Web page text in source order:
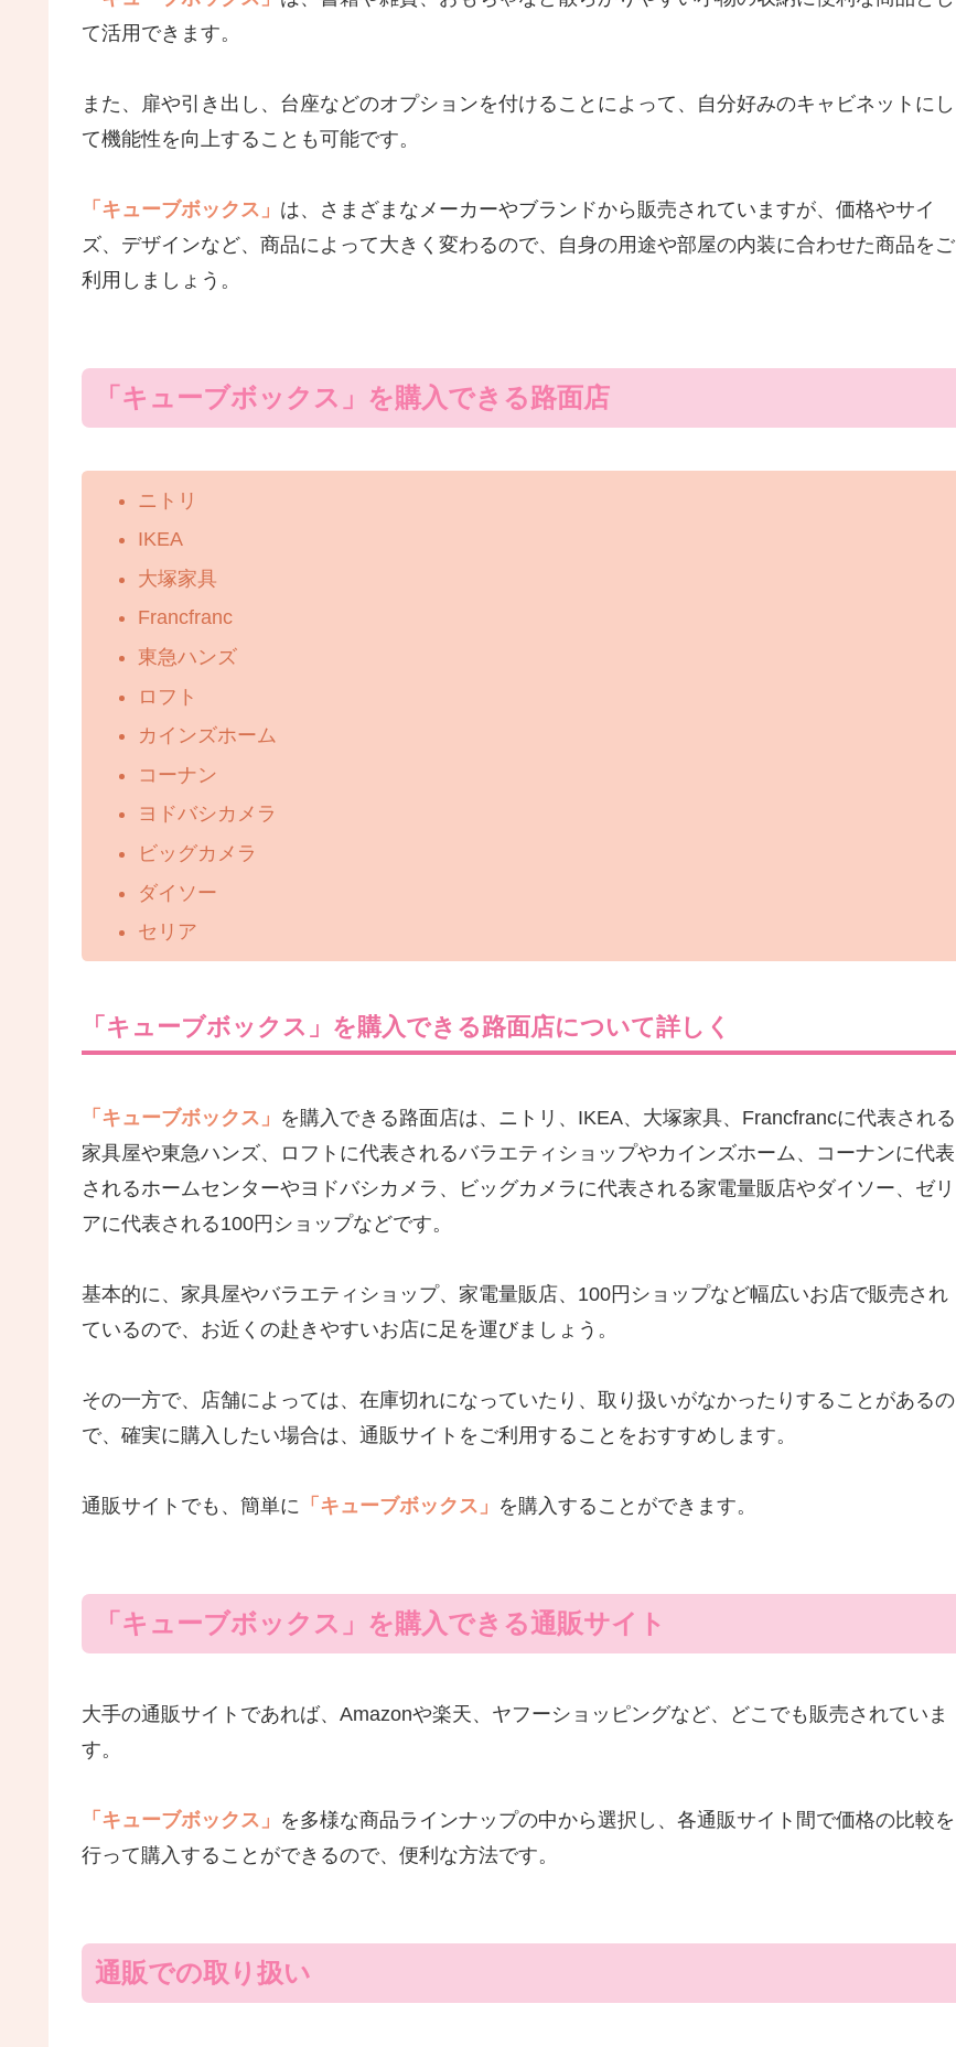
て活用できます。
また、扉や引き出し、台座などのオプションを付けることによって、自分好みのキャビネットにし
て機能性を向上することも可能です。
「キューブボックス」 は、さまざまなメーカーやブランドから販売されていますが、価格やサイ
ズ、デザインなど、商品によって大きく変わるので、自身の用途や部屋の内装に合わせた商品をご
利用しましょう。
「キューブボックス」を購入できる路面店
ニトリ
IKEA
大塚家具
Francfranc
東急ハンズ
ロフト
カインズホーム
コーナン
ヨドバシカメラ
ビッグカメラ
ダイソー
セリア
「キューブボックス」を購入できる路面店について詳しく
「キューブボックス」 を購入できる路面店は、ニトリ、IKEA、大塚家具、Francfrancに代表される
家具屋や東急ハンズ、ロフトに代表されるバラエティショップやカインズホーム、コーナンに代表
されるホームセンターやヨドバシカメラ、ビッグカメラに代表される家電量販店やダイソー、ゼリ
アに代表される100円ショップなどです。
基本的に、家具屋やバラエティショップ、家電量販店、100円ショップなど幅広いお店で販売され
ているので、お近くの赴きやすいお店に足を運びましょう。
その一方で、店舗によっては、在庫切れになっていたり、取り扱いがなかったりすることがあるの
で、確実に購入したい場合は、通販サイトをご利用することをおすすめします。
通販サイトでも、簡単に 「キューブボックス」 を購入することができます。
「キューブボックス」を購入できる通販サイト
大手の通販サイトであれば、Amazonや楽天、ヤフーショッピングなど、どこでも販売されていま
す。
「キューブボックス」 を多様な商品ラインナップの中から選択し、各通販サイト間で価格の比較を
行って購入することができるので、便利な方法です。
通販での取り扱い